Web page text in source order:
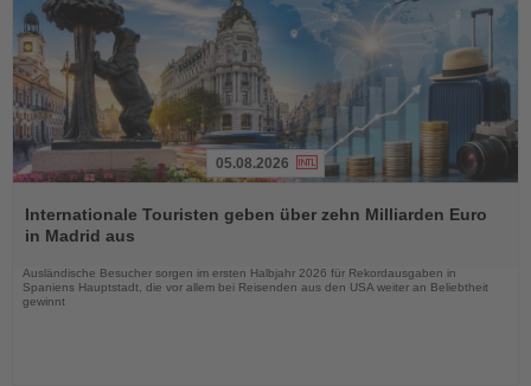
Sie
die
05.08.2026
Internationale Touristen geben über zehn Milliarden Euro
in Madrid aus
Ausländische Besucher sorgen im ersten Halbjahr 2026 für Rekordausgaben in
Spaniens Hauptstadt, die vor allem bei Reisenden aus den USA weiter an Beliebtheit
gewinnt